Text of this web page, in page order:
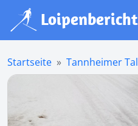
Startseite Tannheimer Tal